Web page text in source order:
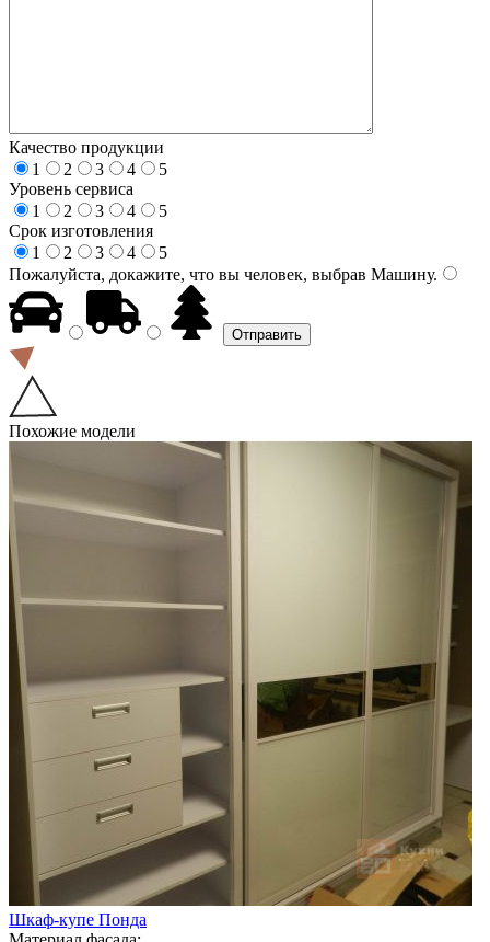
Качество продукции
1
2 3 4
5
Уровень сервиса
1
2 3 4
5
Срок изготовления
1
2 3 4
5
Пожалуйста, докажите, что вы человек, выбрав Машину.
Похожие модели
Шкаф-купе Понда